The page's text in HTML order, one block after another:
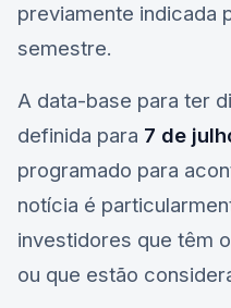
previamente indicada
semestre.
A data-base para ter
definida para 7 de
programado para
notícia é
investidores que têm o
ou que estão